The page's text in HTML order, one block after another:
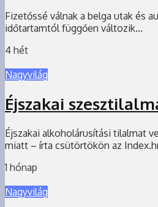
Fizetőssé válnak a belga utak és
időtartamtól függően változik...
4 hét
Nagyvilág
Éjszakai
Éjszakai alkoholárusítási tilalmat
miatt – írta csütörtökön az
1 hónap
Nagyvilág